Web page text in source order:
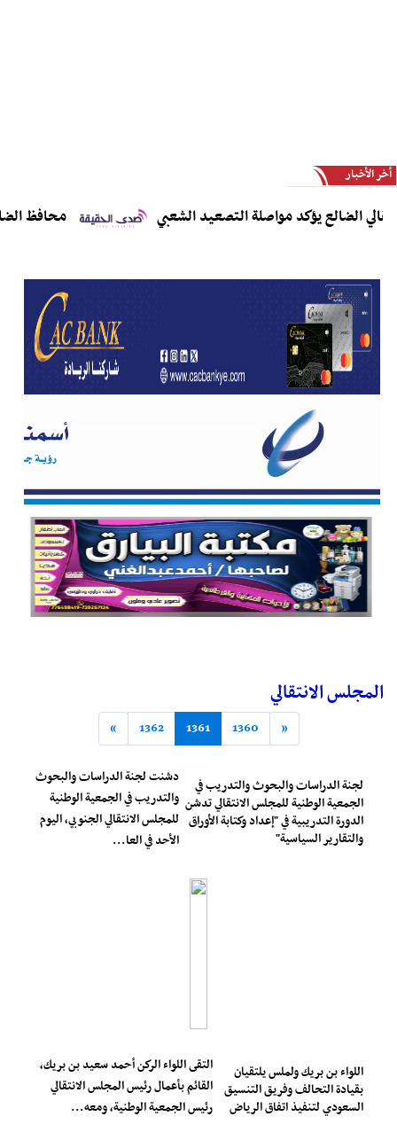
أخر الأخبار
الضالع يؤكد مواصلة التصعيد الشعبي محافظ
المجلس الانتقالي
«
1360
1361
1362
»
لجنة الدراسات والبحوث والتدريب في
الجمعية الوطنية للمجلس الانتقالي تدشن
الدورة التدريبية في "إعداد وكتابة الأوراق
والتقارير السياسية"
دشنت لجنة الدراسات والبحوث
والتدريب في الجمعية الوطنية
للمجلس الانتقالي الجنوبي، اليوم
الأحد في العا...
اللواء بن بريك ولملس يلتقيان
بقيادة التحالف وفريق التنسيق
السعودي لتنفيذ اتفاق الرياض
التقى اللواء الركن أحمد سعيد بن بريك،
القائم بأعمال رئيس المجلس الانتقالي
رئيس الجمعية الوطنية، ومعه...